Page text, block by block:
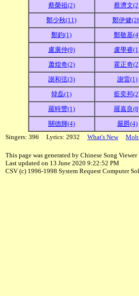
蔡榮祖(2)
蔡濟文
鄭少秋(11)
鄭伊健
鄭鈞(1)
鄭敬基
盧廣仲(9)
盧學睿
蕭煌奇(2)
霍正奇
謝和弦(3)
謝雷(1)
韓磊(1)
藍奕邦
羅時豐(1)
羅嘉良
關德輝(4)
嚴爵(4)
Singers: 396 Lyrics: 2932 What's New
This page was generated by Chinese Song Viewer
Last updated on 13 June 2020 9:22:52 PM
CSV (c) 1996-1998 System Request Computer